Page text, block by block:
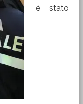
è stato